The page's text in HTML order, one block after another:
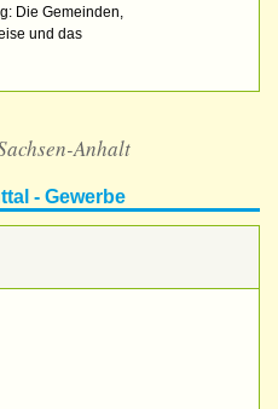
Die Gemeinden,
und das
Anhalt
- Gewerbe